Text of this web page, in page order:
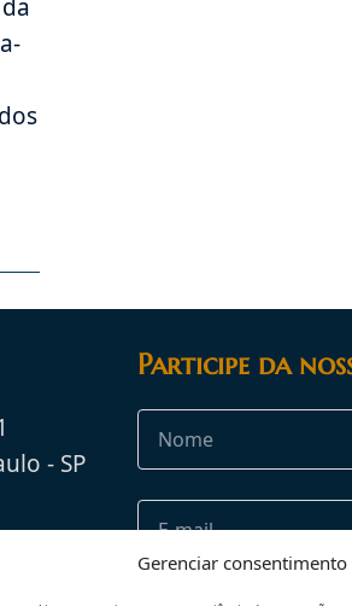
Gerenciar consentimento
- SP
Participe da